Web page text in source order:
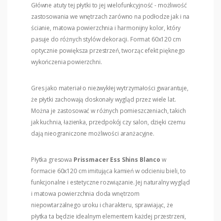
Główne atuty tej płytki to jej wielofunkcyjność - możliwość
zastosowania we wnętrzach zarówno na podłodze jak i na
ścianie, matowa powierzchnia i harmonijny kolor, który
pasuje do różnych stylów dekoracji. Format 60x120 cm
optycznie powiększa przestrzeń, tworząc efekt pięknego
wykończenia powierzchni.
Gres jako materiał o niezwykłej wytrzymałości gwarantuje,
że płytki zachowają doskonały wygląd przez wiele lat.
Można je zastosować w różnych pomieszczeniach, takich
jak kuchnia, łazienka, przedpokój czy salon, dzięki czemu
dają nieograniczone możliwości aranżacyjne.
Płytka gresowa Prissmacer Ess Shins Blanco w
formacie 60x120 cm imitująca kamień w odcieniu bieli, to
funkcjonalne i estetyczne rozwiązanie. Jej naturalny wygląd
i matowa powierzchnia doda wnętrzom
niepowtarzalnego uroku i charakteru, sprawiając, że
płytka ta będzie idealnym elementem każdej przestrzeni,